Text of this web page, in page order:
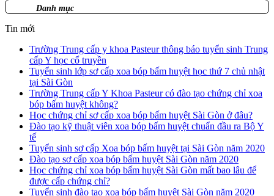
Danh mục
Tin mới
Trường Trung cấp y khoa Pasteur thông báo tuyển sinh Trung
cấp Y học cổ truyền
Tuyển sinh lớp sơ cấp xoa bóp bấm huyệt học thứ 7 chủ nhật
tại Sài Gòn
Trường Trung cấp Y Khoa Pasteur có đào tạo chứng chỉ xoa
bóp bấm huyệt không?
Học chứng chỉ sơ cấp xoa bóp bấm huyệt Sài Gòn ở đâu?
Đào tạo kỹ thuật viên xoa bóp bấm huyệt chuẩn đầu ra Bộ Y
tế
Tuyển sinh sơ cấp Xoa bóp bấm huyệt tại Sài Gòn năm 2020
Đào tạo sơ cấp xoa bóp bấm huyệt Sài Gòn năm 2020
Học chứng chỉ xoa bóp bấm huyệt Sài Gòn mất bao lâu để
được cấp chứng chỉ?
Tuyển sinh đào tạo xoa bóp bấm huyệt Sài Gòn năm 2020